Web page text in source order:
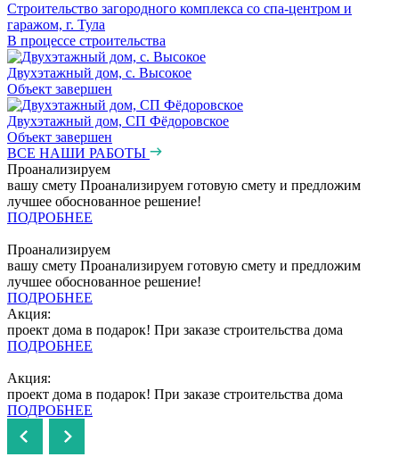
Строительство загородного комплекса со спа-центром и
гаражом, г. Тула
В процессе строительства
Двухэтажный дом, с. Высокое
Объект завершен
Двухэтажный дом, СП Фёдоровское
Объект завершен
ВСЕ НАШИ РАБОТЫ
Проанализируем
вашу смету Проанализируем готовую смету и предложим
лучшее обоснованное решение!
ПОДРОБНЕЕ
Проанализируем
вашу смету Проанализируем готовую смету и предложим
лучшее обоснованное решение!
ПОДРОБНЕЕ
Акция:
проект дома в подарок! При заказе строительства дома
ПОДРОБНЕЕ
Акция:
проект дома в подарок! При заказе строительства дома
ПОДРОБНЕЕ